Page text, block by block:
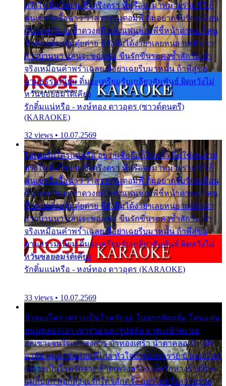
ตรึงใจ ติ๋มใช่งามซึ้งตรึงตรา พี่หรือจะมาหมายร่วมชีวี ก็
คนเขาลืออื้อฉาว ว่าสาวๆรุมตอมพี่ ติ๋มอยากรับรักเหมือน
กัน แต่หวั่นจะช้ำดวงฤดี กลัวแฟนของพี่ชี้หน้าด่าทอ ก็คน
ชื่อต๋อยต้อยตุ้มตุ๋ยต่าย พี่ยังลืมได้ง่ายๆเลยหนอ แค่ตัวเรา
สาวบ้านนา แสนจะซอมซ่อ ขืนรักขืนรอคงช้ำสักวัน ถ้า
จริงเหมือนคำพร่ำเฉลย พี่อย่าเฉยรีบมาหมั้น ถ้าพี่สู่ขอ
ตามธรรมเนียม ติ๋มจะเตรียมรับเกลียวสัมพันธ์ ผิดหวังไม่
หวั่นขอยอมได้เคียง
รักติ๋มแน่หรือ - หงษ์ทอง ดาวอุดร (ซาวด์ดนตรี)
(KARAOKE)
32 views • 10.07.2569
ไม่เคยรักใครแน่หรือ อยากเชื่อถือก็ไม่กล้า ติ๋มใช่คนสวย
ตรึงใจ ติ๋มใช่งามซึ้งตรึงตรา พี่หรือจะมาหมายร่วมชีวี ก็
คนเขาลืออื้อฉาว ว่าสาวๆรุมตอมพี่ ติ๋มอยากรับรักเหมือน
กัน แต่หวั่นจะช้ำดวงฤดี กลัวแฟนของพี่ชี้หน้าด่าทอ ก็คน
ชื่อต๋อยต้อยตุ้มตุ๋ยต่าย พี่ยังลืมได้ง่ายๆเลยหนอ แค่ตัวเรา
สาวบ้านนา แสนจะซอมซ่อ ขืนรักขืนรอคงช้ำสักวัน ถ้า
จริงเหมือนคำพร่ำเฉลย พี่อย่าเฉยรีบมาหมั้น ถ้าพี่สู่ขอ
ตามธรรมเนียม ติ๋มจะเตรียมรับเกลียวสัมพันธ์ ผิดหวังไม่
หวั่นขอยอมได้เคียง
รักติ๋มแน่หรือ - หงษ์ทอง ดาวอุดร (KARAOKE)
33 views • 10.07.2569
บัวทองโศก เพราะเป็นโรครักรุม ในอกกลัดกลุ้ม โดนแฟน
หนุ่มหลอกเอา เขารวย และรูปหล่อ มาพะเน้าพะนอ
ออเซาะจนใจเบา สงสาร บัวทองเศร้า น้ำตาคลอเบ้า เฝ้า
อาลัย หนุ่มรูปหล่อหนีไกล หัวใจบัวทองระรวย บัวทองโศก
เพราะเป็นโรครักจาง ชีวิตเคว้งคว้าง เมื่อรักห่างร้างไกล
แม่ก็บอก พ่อก็สั่งจะรักใครสักครั้ง อย่าไปหวังความรวย